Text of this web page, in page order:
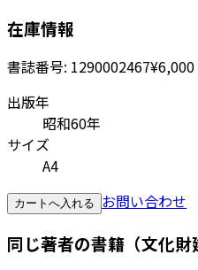
在庫情報
書誌番号: 1290002467¥6,000
出版年
昭和60年
サイズ
A4
カートへ入れる お問い合わせ
同じ著者の書籍（文化財